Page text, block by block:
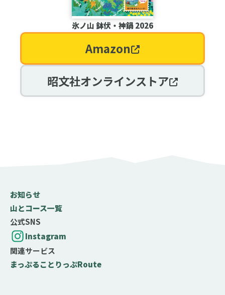
氷ノ山 鉢伏・神鍋 2026
Amazon
昭文社オンラインストア
お知らせ
山とコース一覧
公式SNS
Instagram
関連サービス
まっぷることりっぷRoute